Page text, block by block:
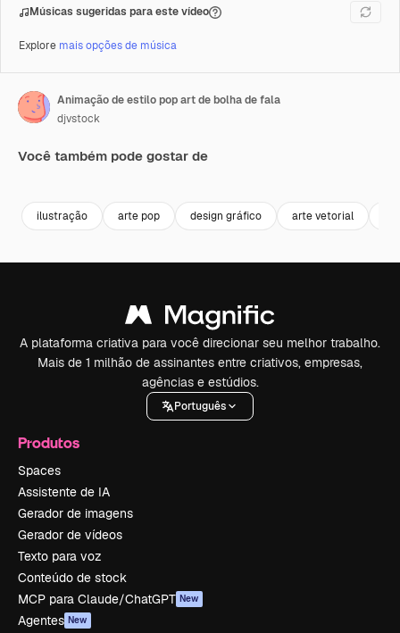
Músicas sugeridas para este vídeo
Explore mais opções de música
Animação de estilo pop art de bolha de fala
djvstock
Você também pode gostar de
ilustração arte pop design gráfico arte vetorial
A plataforma criativa para você direcionar seu melhor trabalho.
Mais de 1 milhão de assinantes entre criativos, empresas,
agências e estúdios.
Português
Produtos
Spaces
Assistente de IA
Gerador de imagens
Gerador de vídeos
Texto para voz
Conteúdo de stock
MCP para Claude/ChatGPT New
Agentes New